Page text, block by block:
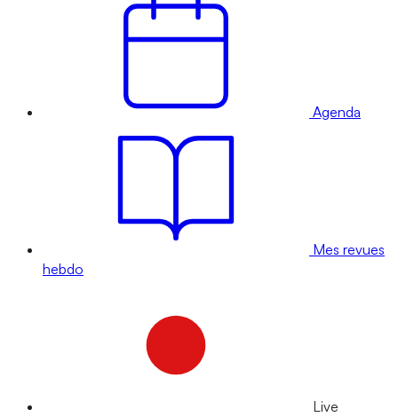
Agenda
Mes revues
hebdo
Live